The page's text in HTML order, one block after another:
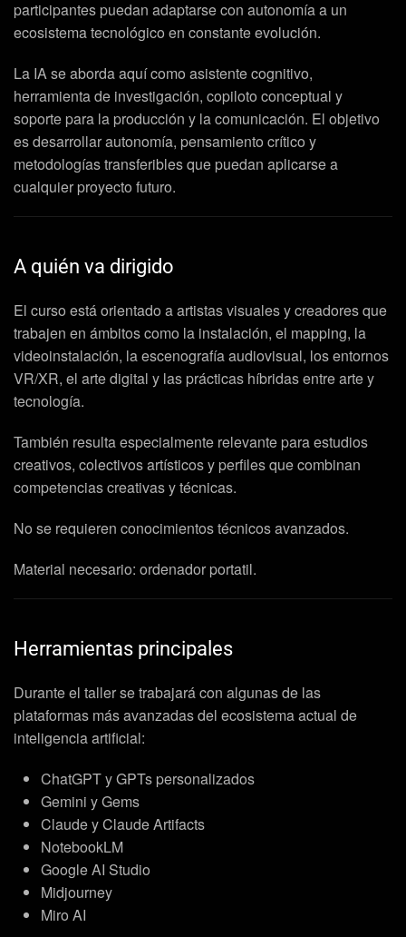
participantes puedan adaptarse con autonomía a un
ecosistema tecnológico en constante evolución.
La IA se aborda aquí como asistente cognitivo,
herramienta de investigación, copiloto conceptual y
soporte para la producción y la comunicación. El objetivo
es desarrollar autonomía, pensamiento crítico y
metodologías transferibles que puedan aplicarse a
cualquier proyecto futuro.
A quién va dirigido
El curso está orientado a artistas visuales y creadores que
trabajen en ámbitos como la instalación, el mapping, la
videoinstalación, la escenografía audiovisual, los entornos
VR/XR, el arte digital y las prácticas híbridas entre arte y
tecnología.
También resulta especialmente relevante para estudios
creativos, colectivos artísticos y perfiles que combinan
competencias creativas y técnicas.
No se requieren conocimientos técnicos avanzados.
Material necesario: ordenador portatil.
Herramientas principales
Durante el taller se trabajará con algunas de las
plataformas más avanzadas del ecosistema actual de
inteligencia artificial:
ChatGPT y GPTs personalizados
Gemini y Gems
Claude y Claude Artifacts
NotebookLM
Google AI Studio
Midjourney
Miro AI